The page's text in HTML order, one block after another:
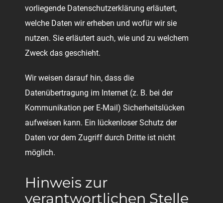
vorliegende Datenschutzerklärung erläutert,
welche Daten wir erheben und wofür wir sie
nutzen. Sie erläutert auch, wie und zu welchem
Zweck das geschieht.
Wir weisen darauf hin, dass die
Datenübertragung im Internet (z. B. bei der
Kommunikation per E-Mail) Sicherheitslücken
aufweisen kann. Ein lückenloser Schutz der
Daten vor dem Zugriff durch Dritte ist nicht
möglich.
Hinweis zur
verantwortlichen Stelle